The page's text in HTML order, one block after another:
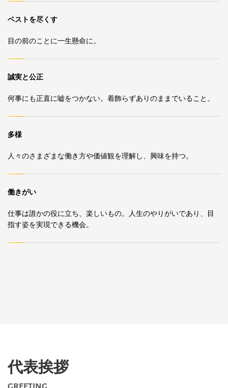
ベストを尽くす
目の前のことに一生懸命に。
誠実と公正
何事にも正直に嘘をつかない。着飾らずありのままでいること。
多様
人々のさまざまな働き方や価値観を理解し、興味を持つ。
働きがい
仕事は誰かの役に立ち、楽しいもの。人生のやりがいであり、目
指す姿を実現できる機会。
代表挨拶